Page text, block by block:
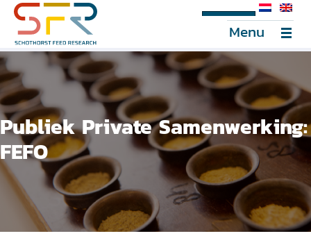
SFR Portal
Menu
Publiek Private Samenwerking:
FEFO